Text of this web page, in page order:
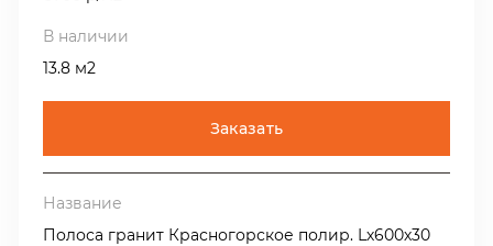
13.8 м2
Заказать
Полоса гранит Красногорское полир. Lх600х30